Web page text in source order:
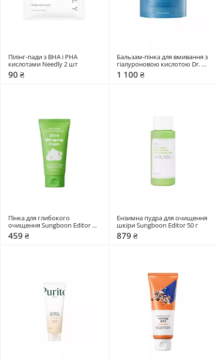
Пілінг-пади з BHA і PHA
кислотами Needly 2 шт
90 ₴
Бальзам-пінка для вмивання з
гіалуроновою кислотою Dr.
Ceuracle 100 мл
1 100 ₴
Пінка для глибокого
очищення Sungboon Editor
120 гр
459 ₴
Ензимна пудра для очищення
шкіри Sungboon Editor 50 г
879 ₴